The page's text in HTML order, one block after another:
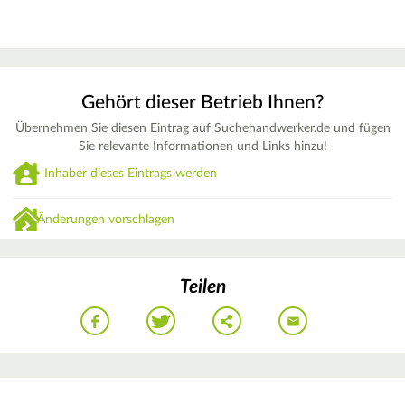
Gehört dieser Betrieb Ihnen?
Übernehmen Sie diesen Eintrag auf Suchehandwerker.de und fügen
Sie relevante Informationen und Links hinzu!
Inhaber dieses Eintrags werden
Änderungen vorschlagen
Teilen